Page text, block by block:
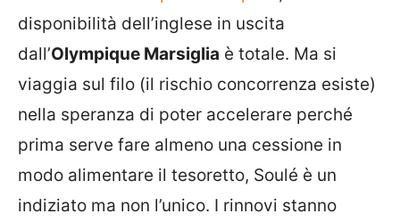
disponibilità dell’inglese in uscita
dall’Olympique Marsiglia è totale. Ma si
viaggia sul filo (il rischio concorrenza esiste)
nella speranza di poter accelerare perché
prima serve fare almeno una cessione in
modo alimentare il tesoretto, Soulé è un
indiziato ma non l’unico. I rinnovi stanno